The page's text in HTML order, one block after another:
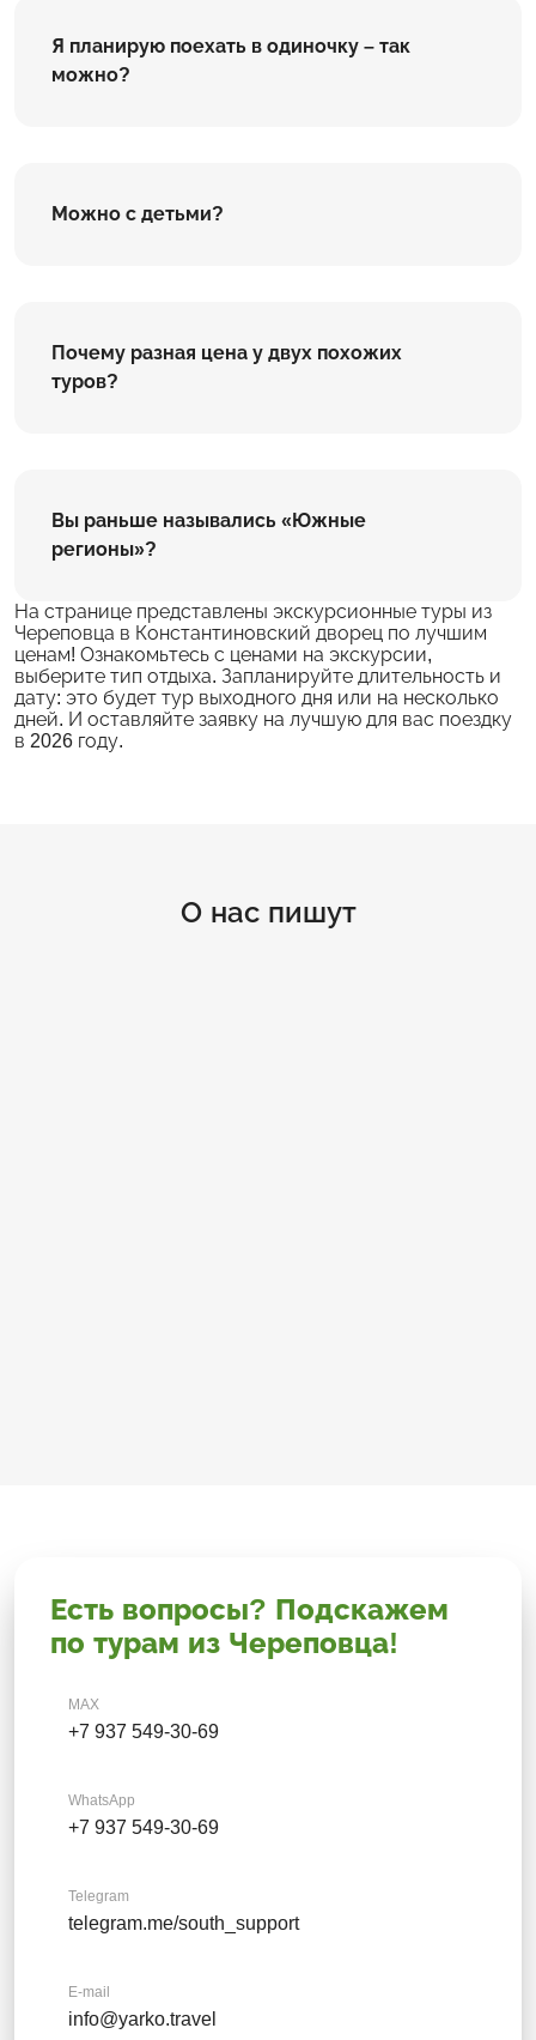
Я планирую поехать в одиночку – так
можно?
Можно с детьми?
Почему разная цена у двух похожих
туров?
Вы раньше назывались «Южные
регионы»?
На странице представлены экскурсионные туры из
Череповца в Константиновский дворец по лучшим
ценам! Ознакомьтесь с ценами на экскурсии,
выберите тип отдыха. Запланируйте длительность и
дату: это будет тур выходного дня или на несколько
дней. И оставляйте заявку на лучшую для вас поездку
в 2026 году.
О нас пишут
Есть вопросы? Подскажем
по турам из Череповца!
MAX
+7 937 549-30-69
WhatsApp
+7 937 549-30-69
Telegram
telegram.me/south_support
E-mail
info@yarko.travel